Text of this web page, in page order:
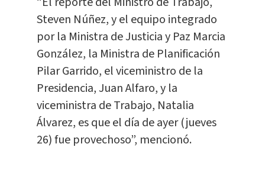
Steven Núñez, y el equipo integrado
por la Ministra de Justicia y Paz Marcia
González, la Ministra de Planificación
Pilar Garrido, el viceministro de la
Presidencia, Juan Alfaro, y la
viceministra de Trabajo, Natalia
Álvarez, es que el día de ayer (jueves
26) fue provechoso”, mencionó.